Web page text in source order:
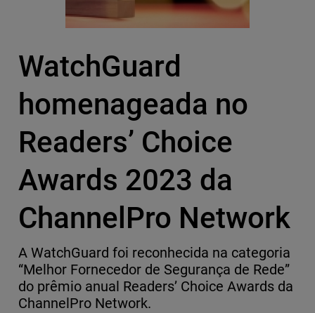
WatchGuard
homenageada no
Readers’ Choice
Awards 2023 da
ChannelPro Network
A WatchGuard foi reconhecida na categoria
“Melhor Fornecedor de Segurança de Rede”
do prêmio anual Readers’ Choice Awards da
ChannelPro Network.